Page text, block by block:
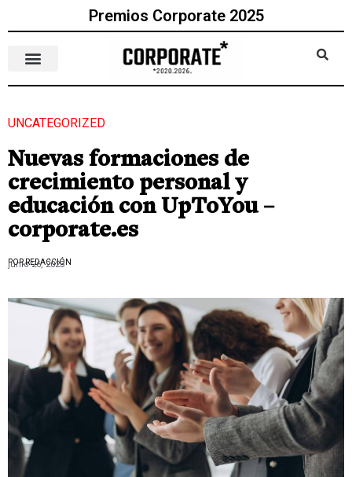
Premios Corporate 2025
UNCATEGORIZED
Nuevas formaciones de
crecimiento personal y
educación con UpToYou –
corporate.es
POR REDACCIÓN
junio 26, 2023